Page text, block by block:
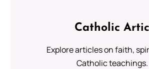
Catholic
Explore articles on faith,
Catholic teachings.